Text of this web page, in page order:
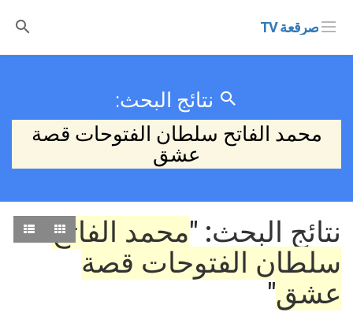
صرقعة TV
نتائج البحث:
محمد الفاتح سلطان الفتوحات قصة
عشق
نتائج البحث: "محمد الفاتح
سلطان الفتوحات قصة
عشق"